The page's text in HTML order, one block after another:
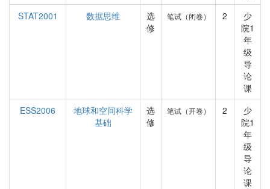
STAT2001
数据思维
选
修
笔试（闭卷） 2
少
院1
年
级
导
论
课
ESS2006
地球和空间科学
基础
选
修
笔试（开卷） 2
少
院1
年
级
导
论
课